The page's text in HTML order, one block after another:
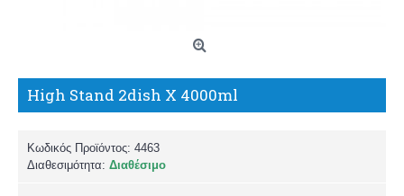
High Stand 2dish X 4000ml
Κωδικός Προϊόντος: 4463
Διαθεσιμότητα: Διαθέσιμο